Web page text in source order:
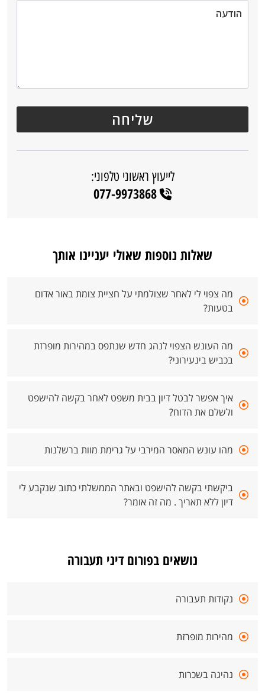
לייעוץ ראשוני טלפוני:
077-9973868
שאלות נוספות שאולי יעניינו אותך
מה צפוי לי לאחר שצולמתי על חציית צומת באור אדום
בטעות?
מה העונש הצפוי לנהג חדש שנתפס במהירות מופרזת
בכביש בינעירוני?
איך אפשר לבטל דיון בבית משפט לאחר בקשה להישפט
ולשלם את הדוח?
מהו עונש המאסר המירבי על גרימת מוות ברשלנות
ביקשתי בקשה להישפט ובאתר הממשלתי כתוב שנקבע לי
דיון ללא תאריך . מה זה אומר?
נושאים בפורום דיני תעבורה
נקודות תעבורה
מהירות מופרזת
נהיגה בשכרות